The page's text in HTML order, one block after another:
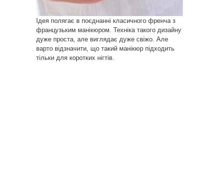
Ідея полягає в поєднанні класичного френча з
французьким манікюром. Техніка такого дизайну
дуже проста, але виглядає дуже свіжо. Але
варто відзначити, що такий манікюр підходить
тільки для коротких нігтів.